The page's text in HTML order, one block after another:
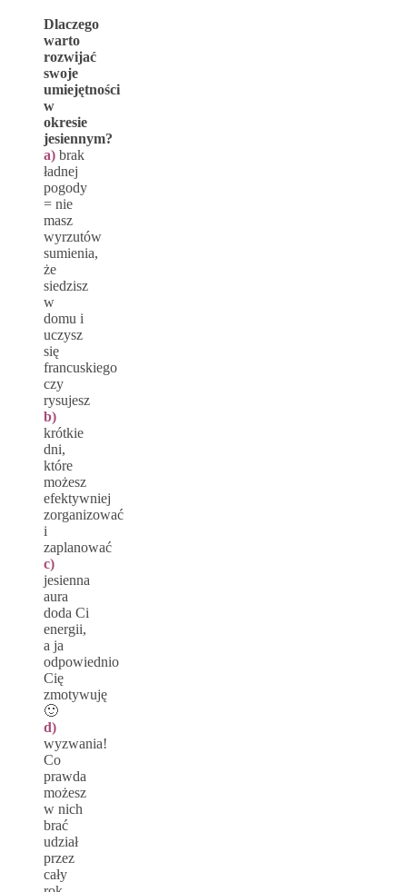
Dlaczego
warto
rozwijać
swoje
umiejętności
w
okresie
jesiennym?
a) brak
ładnej
pogody
= nie
masz
wyrzutów
sumienia,
że
siedzisz
w
domu i
uczysz
się
francuskiego
czy
rysujesz
b)
krótkie
dni,
które
możesz
efektywniej
zorganizować
i
zaplanować
c)
jesienna
aura
doda Ci
energii,
a ja
odpowiednio
Cię
zmotywuję
🙂
d)
wyzwania!
Co
prawda
możesz
w nich
brać
udział
przez
cały